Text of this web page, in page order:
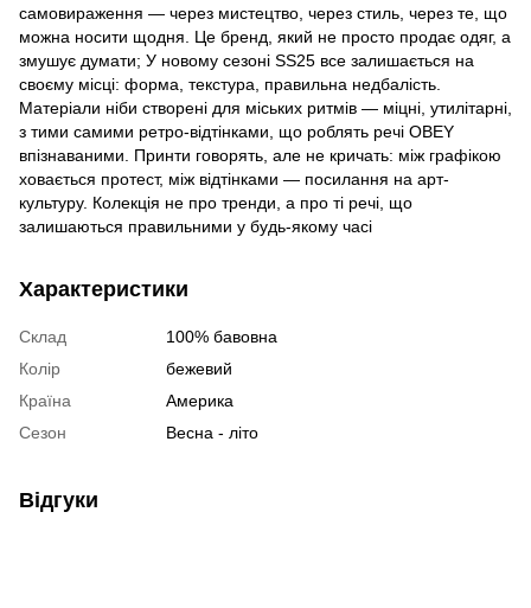
самовираження — через мистецтво, через стиль, через те, що
можна носити щодня. Це бренд, який не просто продає одяг, а
змушує думати; У новому сезоні SS25 все залишається на
своєму місці: форма, текстура, правильна недбалість.
Матеріали ніби створені для міських ритмів — міцні, утилітарні,
з тими самими ретро-відтінками, що роблять речі OBEY
впізнаваними. Принти говорять, але не кричать: між графікою
ховається протест, між відтінками — посилання на арт-
культуру. Колекція не про тренди, а про ті речі, що
залишаються правильними у будь-якому часі
Характеристики
Склад
100% бавовна
Колір
бежевий
Країна
Америка
Сезон
Весна - літо
Відгуки